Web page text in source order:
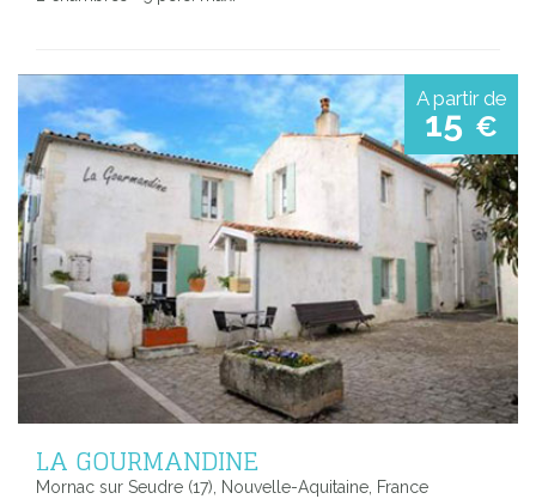
A partir de
15 €
LA GOURMANDINE
Mornac sur Seudre (17), Nouvelle-Aquitaine, France